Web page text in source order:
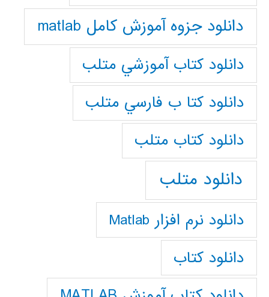
دانلود جزوه آموزش کامل matlab
دانلود كتاب آموزشي متلب
دانلود كتا ب فارسي متلب
دانلود كتاب متلب
دانلود متلب
دانلود نرم افزار Matlab
دانلود کتاب